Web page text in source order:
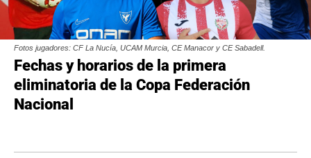
Fotos jugadores: CF La Nucía, UCAM Murcia, CE Manacor y CE Sabadell.
Fechas y horarios de la primera
eliminatoria de la Copa Federación
Nacional